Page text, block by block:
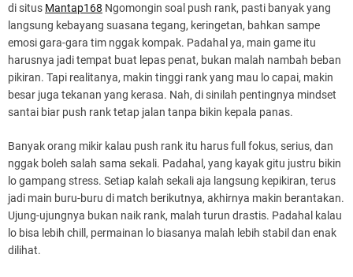
di situs Mantap168 Ngomongin soal push rank, pasti banyak yang
langsung kebayang suasana tegang, keringetan, bahkan sampe
emosi gara-gara tim nggak kompak. Padahal ya, main game itu
harusnya jadi tempat buat lepas penat, bukan malah nambah beban
pikiran. Tapi realitanya, makin tinggi rank yang mau lo capai, makin
besar juga tekanan yang kerasa. Nah, di sinilah pentingnya mindset
santai biar push rank tetap jalan tanpa bikin kepala panas.
Banyak orang mikir kalau push rank itu harus full fokus, serius, dan
nggak boleh salah sama sekali. Padahal, yang kayak gitu justru bikin
lo gampang stress. Setiap kalah sekali aja langsung kepikiran, terus
jadi main buru-buru di match berikutnya, akhirnya makin berantakan.
Ujung-ujungnya bukan naik rank, malah turun drastis. Padahal kalau
lo bisa lebih chill, permainan lo biasanya malah lebih stabil dan enak
dilihat.